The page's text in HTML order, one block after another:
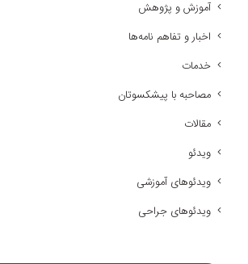
آموزش و پژوهش
اخبار و تفاهم نامه‌ها
خدمات
مصاحبه با پیشکسوتان
مقالات
ویدئو
ویدئوهای آموزشی
ویدئوهای جراحی